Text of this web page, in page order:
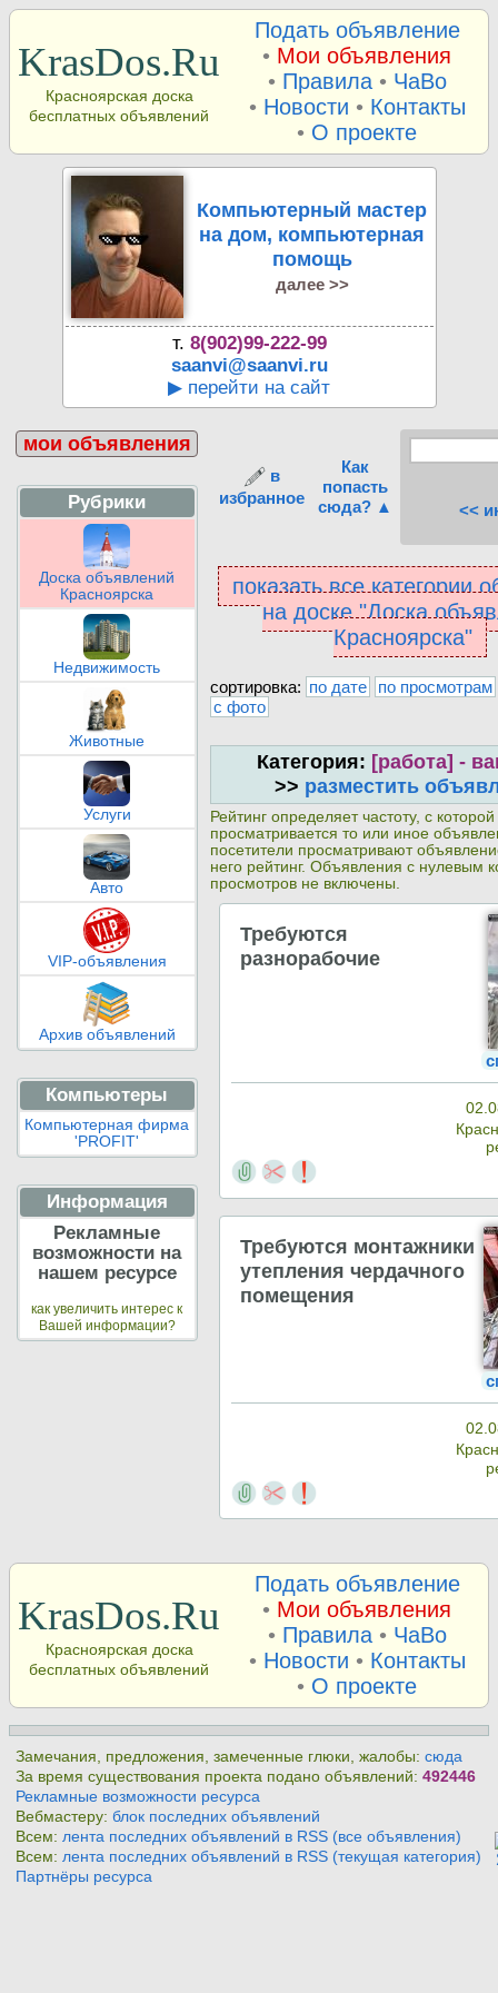
KrasDos.Ru
Красноярская доска
бесплатных объявлений
Подать объявление
• Мои объявления
• Правила• ЧаВо
• Новости • Контакты
• О проекте
Компьютерный мастер
на дом, компьютерная
помощь
далее >>
т. 8(902)99-222-99
saanvi@saanvi.ru
▶ перейти на сайт
мои объявления
Рубрики
Доска объявлений
Красноярска
Недвижимость
Животные
Услуги
Авто
VIP-объявления
Архив объявлений
Компьютеры
Компьютерная фирма
'PROFIT'
Информация
Рекламные
возможности на
нашем ресурсе
как увеличить интерес к
Вашей информации?
в
избранное
Как
попасть
сюда? ▲
<<
показать все категории
на доске "Доска
Красноярска"
сортировка: по дате
по просмотрам
с фото
Категория: [работа] -
>> разместить
Рейтинг определяет частоту, с которой
просматривается то или иное
посетители просматривают
него рейтинг. Объявления с нулевым
просмотров не включены.
Требуются
разнорабочие
Требуются монтажники
утепления чердачного
помещения
KrasDos.Ru
Красноярская доска
бесплатных объявлений
Подать объявление
• Мои объявления
• Правила• ЧаВо
• Новости • Контакты
• О проекте
Замечания, предложения, замеченные глюки, жалобы:сюда
За время существования проекта подано объявлений:492446
Рекламные возможности ресурса
Вебмастеру:блок последних объявлений
Всем: лента последних объявлений в RSS (все объявления)
Всем: лента последних объявлений в RSS (текущая категория)
Партнёры ресурса